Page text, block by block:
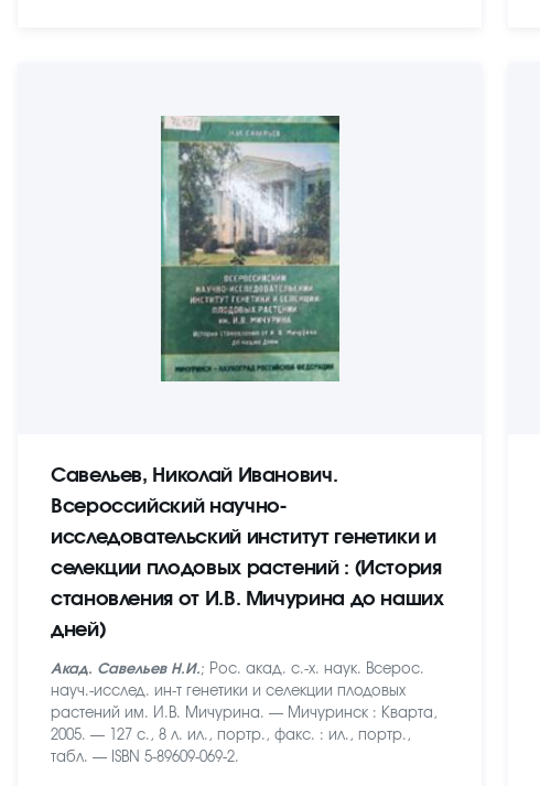
Савельев, Николай Иванович.
Всероссийский научно-
исследовательский институт генетики и
селекции плодовых растений : (История
становления от И.В. Мичурина до наших
дней)
Акад. Савельев Н.И.; Рос. акад. с.-х. наук. Всерос.
науч.-исслед. ин-т генетики и селекции плодовых
растений им. И.В. Мичурина. — Мичуринск : Кварта,
2005. — 127 с., 8 л. ил., портр., факс. : ил., портр.,
табл. — ISBN 5-89609-069-2.